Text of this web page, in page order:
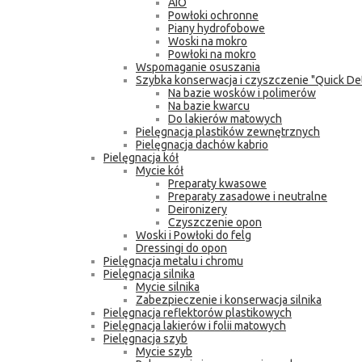
Powłoki ochronne
Piany hydrofobowe
Woski na mokro
Powłoki na mokro
Wspomaganie osuszania
Szybka konserwacja i czyszczenie "Quick
Na bazie wosków i polimerów
Na bazie kwarcu
Do lakierów matowych
Pielęgnacja plastików zewnętrznych
Pielęgnacja dachów kabrio
Pielęgnacja kół
Mycie kół
Preparaty kwasowe
Preparaty zasadowe i neutralne
Deironizery
Czyszczenie opon
Woski i Powłoki do felg
Dressingi do opon
Pielęgnacja metalu i chromu
Pielęgnacja silnika
Mycie silnika
Zabezpieczenie i konserwacja silnika
Pielęgnacja reflektorów plastikowych
Pielęgnacja lakierów i folii matowych
Pielęgnacja szyb
Mycie szyb